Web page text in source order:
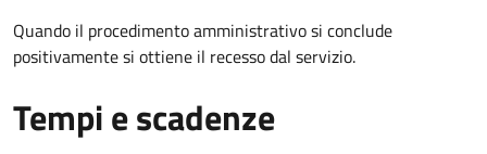
Quando il procedimento amministrativo si conclude
positivamente si ottiene il recesso dal servizio.
Tempi e scadenze